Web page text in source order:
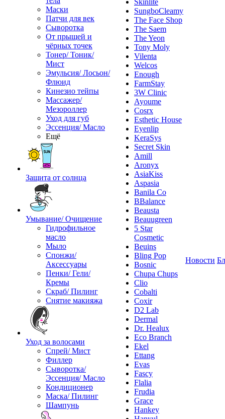
Маски
Патчи для век
Сыворотка
От прыщей и
чёрных точек
Тонер/ Тоник/
Мист
Эмульсия/ Лосьон/
Флюид
Кинезио тейпы
Массажер/
Мезороллер
Уход для губ
Эссенция/ Масло
Ещё
Защита от солнца
Умывание/ Очищение
Гидрофильное
масло
Мыло
Спонжи/
Аксессуары
Пенки/ Гели/
Кремы
Скраб/ Пилинг
Снятие макияжа
Уход за волосами
Спрей/ Мист
Филлер
Сыворотка/
Эссенция/ Масло
Кондиционер
Маска/ Пилинг
Шампунь
Skinlite
SungboCleamy
The Face Shop
The Saem
The Yeon
Tony Moly
Vilenta
Welcos
Enough
FarmStay
3W Clinic
Ayoume
Cosrx
Esthetic House
Eyenlip
KeraSys
Secret Skin
Amill
Aronyx
AsiaKiss
Aspasia
Banila Co
BBalance
Beausta
Beauugreen
5 Star
Cosmetic
Beuins
Bling Pop
Bosnic
Chupa Chups
Clio
Cobalti
Coxir
D2 Lab
Dermal
Dr. Healux
Eco Branch
Ekel
Ettang
Evas
Fascy
Flalia
Frudia
Grace
Hankey
Новости